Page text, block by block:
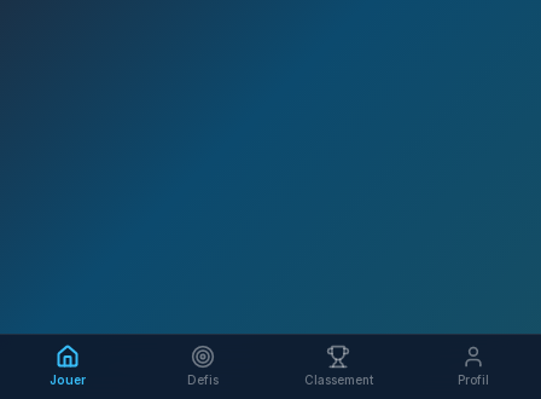
Jouer Defis Classement Profil